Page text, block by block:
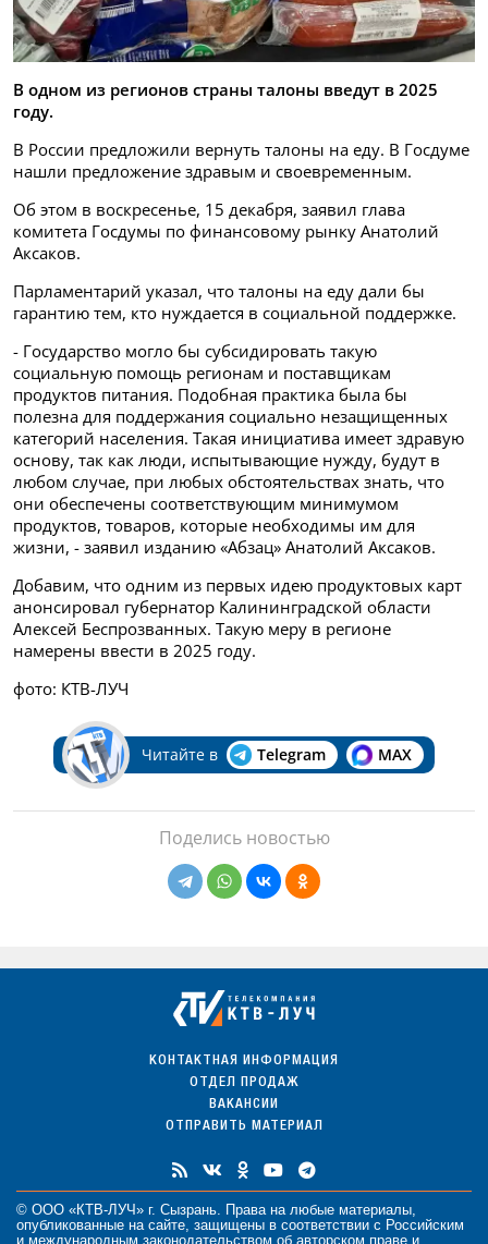
В одном из регионов страны талоны введут в 2025
году.
В России предложили вернуть талоны на еду. В Госдуме
нашли предложение здравым и своевременным.
Об этом в воскресенье, 15 декабря, заявил глава
комитета Госдумы по финансовому рынку Анатолий
Аксаков.
Парламентарий указал, что талоны на еду дали бы
гарантию тем, кто нуждается в социальной поддержке.
- Государство могло бы субсидировать такую
социальную помощь регионам и поставщикам
продуктов питания. Подобная практика была бы
полезна для поддержания социально незащищенных
категорий населения. Такая инициатива имеет здравую
основу, так как люди, испытывающие нужду, будут в
любом случае, при любых обстоятельствах знать, что
они обеспечены соответствующим минимумом
продуктов, товаров, которые необходимы им для
жизни, - заявил изданию «Абзац» Анатолий Аксаков.
Добавим, что одним из первых идею продуктовых карт
анонсировал губернатор Калининградской области
Алексей Беспрозванных. Такую меру в регионе
намерены ввести в 2025 году.
фото: КТВ-ЛУЧ
Читайте в Telegram MAX
Поделись новостью
КОНТАКТНАЯ ИНФОРМАЦИЯ
ОТДЕЛ ПРОДАЖ
ВАКАНСИИ
ОТПРАВИТЬ МАТЕРИАЛ
© ООО «КТВ-ЛУЧ» г. Сызрань. Права на любые материалы,
опубликованные на сайте, защищены в соответствии с Российским
и международным законодательством об авторском праве и